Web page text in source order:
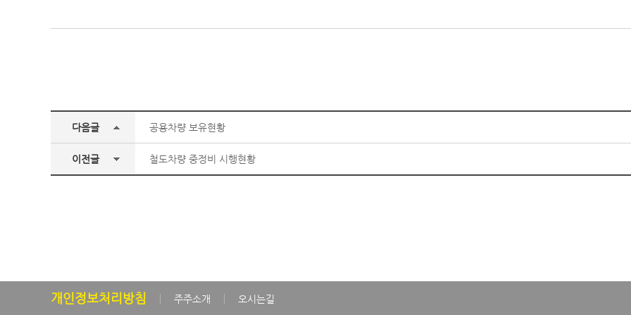
다음글 공용차량 보유현황
이전글 철도차량 중정비 시행현황
개인정보처리방침 주주소개 오시는길